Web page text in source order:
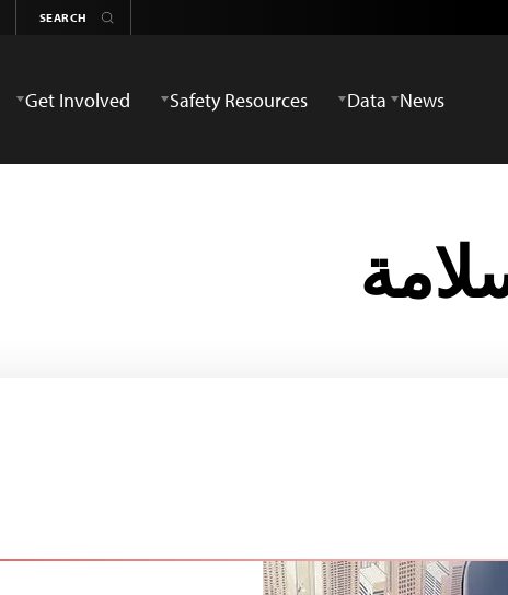
News
Data
Safety Resources
Get Involved